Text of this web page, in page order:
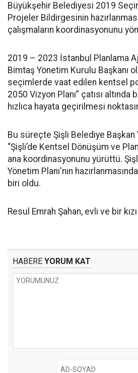
Büyükşehir Belediyesi 2019
Projeler Bildirgesinin
çalışmaların koordinasyonunu
2019 – 2023 İstanbul Planlama
Bimtaş Yönetim Kurulu Başkanı
seçimlerde vaat edilen kentsel
2050 Vizyon Planı” çatısı
hızlıca hayata geçirilmesi
Bu süreçte Şişli Belediye Başkan
“Şişli’de Kentsel Dönüşüm ve
ana koordinasyonunu yürüttü.
Yönetim Planı'nın
biri oldu.
Resul Emrah Şahan, evli ve bir kızı
HABERE YORUM KAT